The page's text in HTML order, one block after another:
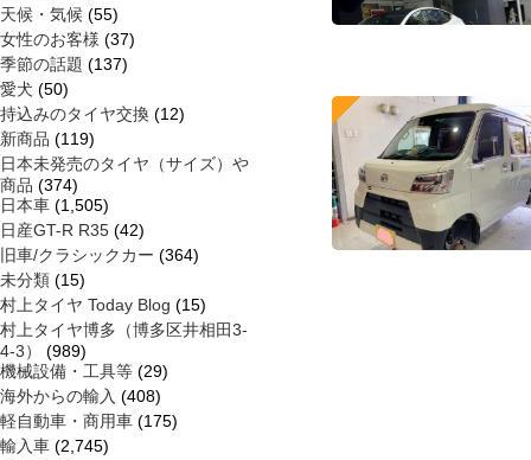
天候・気候 (55)
女性のお客様 (37)
季節の話題 (137)
愛犬 (50)
持込みのタイヤ交換 (12)
新商品 (119)
日本未発売のタイヤ（サイズ）や
商品 (374)
日本車 (1,505)
日産GT-R R35 (42)
旧車/クラシックカー (364)
未分類 (15)
村上タイヤ Today Blog (15)
村上タイヤ博多（博多区井相田3-
4-3）
(989)
機械設備・工具等 (29)
海外からの輸入 (408)
軽自動車・商用車 (175)
輸入車 (2,745)